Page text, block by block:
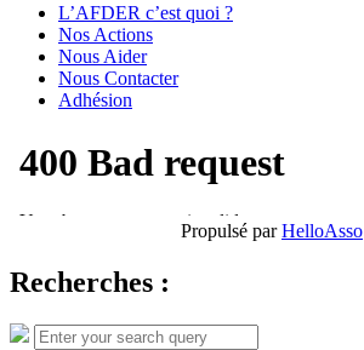
L’AFDER c’est quoi ?
Nos Actions
Nous Aider
Nous Contacter
Adhésion
Propulsé parHelloAsso
Recherches :
Search
Search